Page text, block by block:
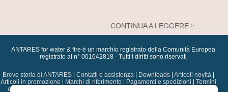
CONTINUA A LEGGERE
ANTARES for water & fire è un marchio registrato della Comunità Europea
registrato al n° 001642818 - Tutti i diritti sono riservati
Breve storia di ANTARES| Contatti e assistenza | Downloads| Articoli novità |
Articoli in promozione | Marchi di riferimento| Pagamenti e spedizioni | Termini
e condizioni